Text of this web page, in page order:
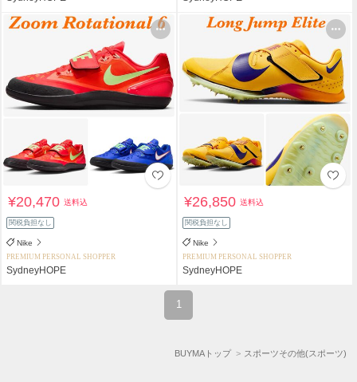
¥20,470送料込
関税負担なし
Nike
PREMIUM PERSONAL SHOPPER
SydneyHOPE
¥26,850送料込
関税負担なし
Nike
PREMIUM PERSONAL SHOPPER
SydneyHOPE
1
BUYMAトップ スポーツその他(スポーツ)